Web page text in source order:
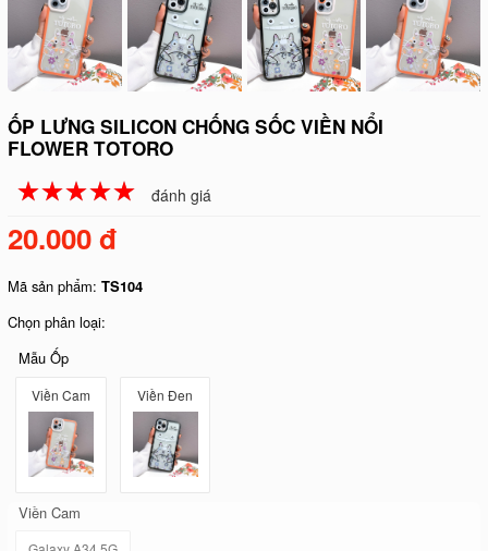
ỐP LƯNG SILICON CHỐNG SỐC VIỀN NỔI
FLOWER TOTORO
☆☆☆☆☆
★★★★★ đánh giá
20.000 đ
Mã sản phẩm:TS104
Chọn phân loại:
Mẫu Ốp
Viền Cam Viền Đen
Viền Cam